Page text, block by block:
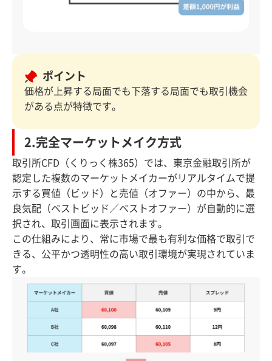
ポイント
価格が上昇する局面でも下落する局面でも取引機会
がある点が特徴です。
2.完全マーケットメイク方式
取引所CFD（くりっく株365）では、東京金融取引所が
認定した複数のマーケットメイカーがリアルタイムで提
示する買値（ビッド）と売値（オファー）の中から、最
良気配（ベストビッド／ベストオファー）が自動的に選
択され、取引画面に表示されます。
この仕組みにより、常に市場で最も有利な価格で取引で
きる、公平かつ透明性の高い取引環境が実現されていま
す。